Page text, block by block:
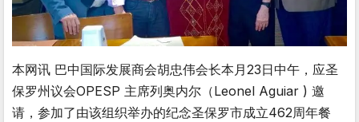
本网讯 巴中国际发展商会胡忠伟会长本月23日中午，应圣
保罗州议会OPESP 主席列奥内尔（Leonel Aguiar ) 邀
请，参加了由该组织举办的纪念圣保罗市成立462周年餐